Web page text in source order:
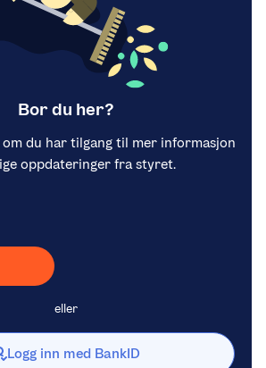
Bor du her?
om du har tilgang til mer informasjon
oppdateringer fra styret.
…
eller
Logg inn med BankID